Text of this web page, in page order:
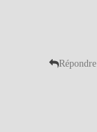
Répondre